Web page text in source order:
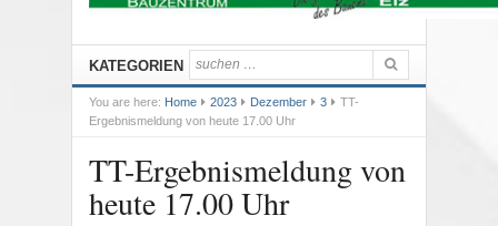
KATEGORIEN
You are here: Home 2023 Dezember 3
TT-
Ergebnismeldung von heute 17.00 Uhr
TT-Ergebnismeldung von
heute 17.00 Uhr